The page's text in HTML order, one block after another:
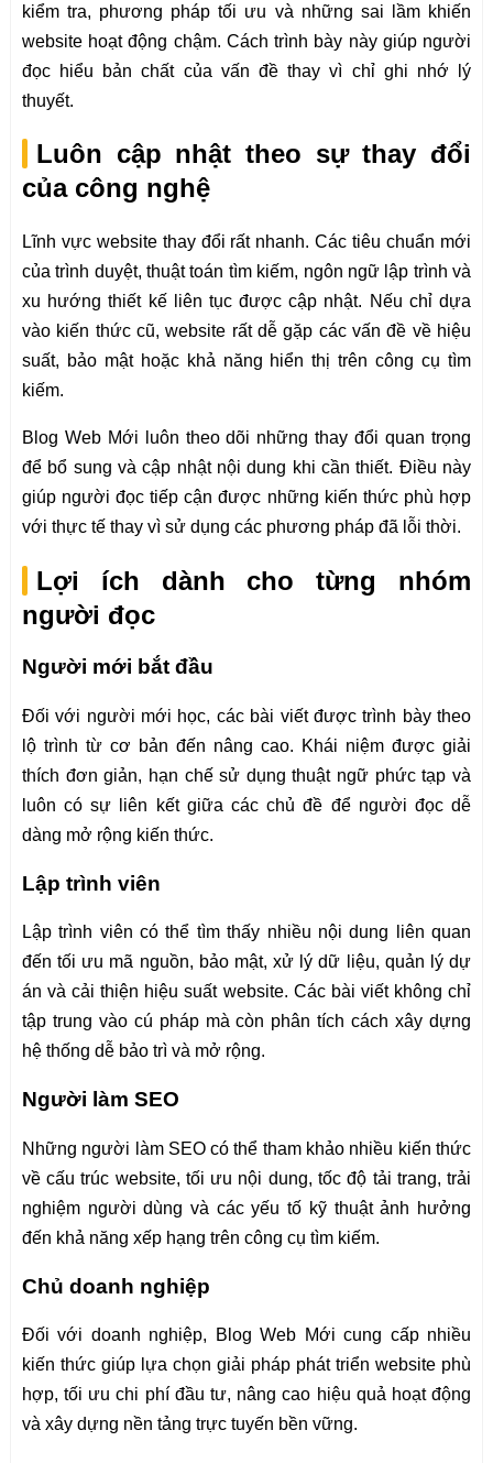
kiểm tra, phương pháp tối ưu và những sai lầm khiến
website hoạt động chậm. Cách trình bày này giúp người
đọc hiểu bản chất của vấn đề thay vì chỉ ghi nhớ lý
thuyết.
Luôn cập nhật theo sự thay đổi
của công nghệ
Lĩnh vực website thay đổi rất nhanh. Các tiêu chuẩn mới
của trình duyệt, thuật toán tìm kiếm, ngôn ngữ lập trình và
xu hướng thiết kế liên tục được cập nhật. Nếu chỉ dựa
vào kiến thức cũ, website rất dễ gặp các vấn đề về hiệu
suất, bảo mật hoặc khả năng hiển thị trên công cụ tìm
kiếm.
Blog Web Mới luôn theo dõi những thay đổi quan trọng
để bổ sung và cập nhật nội dung khi cần thiết. Điều này
giúp người đọc tiếp cận được những kiến thức phù hợp
với thực tế thay vì sử dụng các phương pháp đã lỗi thời.
Lợi ích dành cho từng nhóm
người đọc
Người mới bắt đầu
Đối với người mới học, các bài viết được trình bày theo
lộ trình từ cơ bản đến nâng cao. Khái niệm được giải
thích đơn giản, hạn chế sử dụng thuật ngữ phức tạp và
luôn có sự liên kết giữa các chủ đề để người đọc dễ
dàng mở rộng kiến thức.
Lập trình viên
Lập trình viên có thể tìm thấy nhiều nội dung liên quan
đến tối ưu mã nguồn, bảo mật, xử lý dữ liệu, quản lý dự
án và cải thiện hiệu suất website. Các bài viết không chỉ
tập trung vào cú pháp mà còn phân tích cách xây dựng
hệ thống dễ bảo trì và mở rộng.
Người làm SEO
Những người làm SEO có thể tham khảo nhiều kiến thức
về cấu trúc website, tối ưu nội dung, tốc độ tải trang, trải
nghiệm người dùng và các yếu tố kỹ thuật ảnh hưởng
đến khả năng xếp hạng trên công cụ tìm kiếm.
Chủ doanh nghiệp
Đối với doanh nghiệp, Blog Web Mới cung cấp nhiều
kiến thức giúp lựa chọn giải pháp phát triển website phù
hợp, tối ưu chi phí đầu tư, nâng cao hiệu quả hoạt động
và xây dựng nền tảng trực tuyến bền vững.